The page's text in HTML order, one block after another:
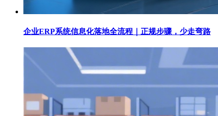
企业ERP系统信息化落地全流程｜正规步骤，少走弯路